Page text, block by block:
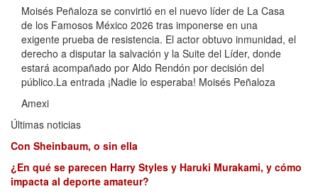
Moisés Peñaloza se convirtió en el nuevo líder de La Casa
de los Famosos México 2026 tras imponerse en una
exigente prueba de resistencia. El actor obtuvo inmunidad, el
derecho a disputar la salvación y la Suite del Líder, donde
estará acompañado por Aldo Rendón por decisión del
público.La entrada ¡Nadie lo esperaba! Moisés Peñaloza
Amexi
Últimas noticias
Con Sheinbaum, o sin ella
¿En qué se parecen Harry Styles y Haruki Murakami, y cómo
impacta al deporte amateur?